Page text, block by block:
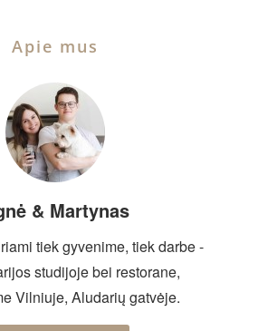
Apie mus
& Martynas
tiek gyvenime, tiek darbe -
studijoje bei restorane,
Vilniuje, Aludarių gatvėje.